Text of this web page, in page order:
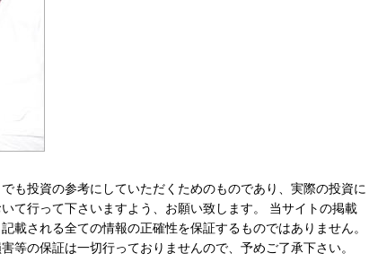
も投資の参考にしていただくためのものであり、実際の投資に
て行って下さいますよう、お願い致します。 当サイトの掲載
載される全ての情報の正確性を保証するものではありません。
等の保証は一切行っておりませんので、予めご了承下さい。